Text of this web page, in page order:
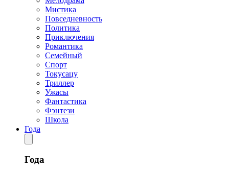
Мистика
Повседневность
Политика
Приключения
Романтика
Семейный
Спорт
Токусацу
Триллер
Ужасы
Фантастика
Фэнтези
Школа
Года
Года